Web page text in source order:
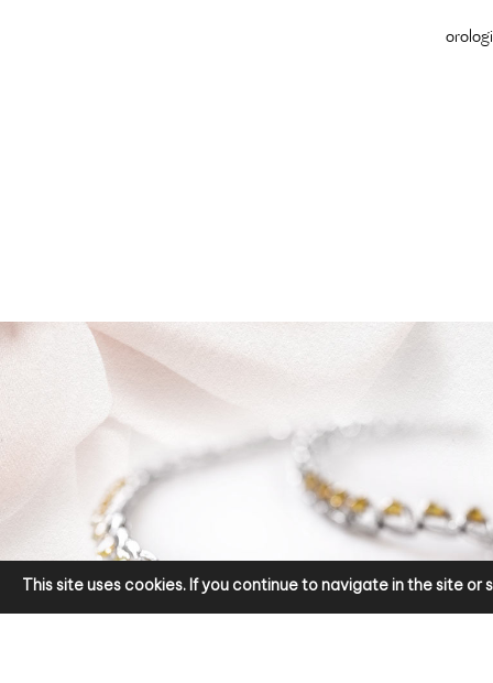
This site uses cookies. If you continue to navigate in the site